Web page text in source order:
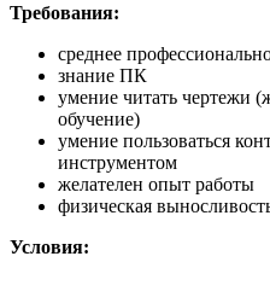
Требования:
среднее
знание ПК
умение читать чертежи
обучение)
умение пользоваться
инструментом
желателен опыт работы
физическая
Условия: